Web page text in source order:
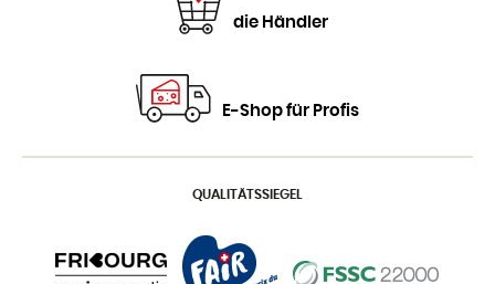
die Händler
E-Shop für Profis
QUALITÄTSSIEGEL